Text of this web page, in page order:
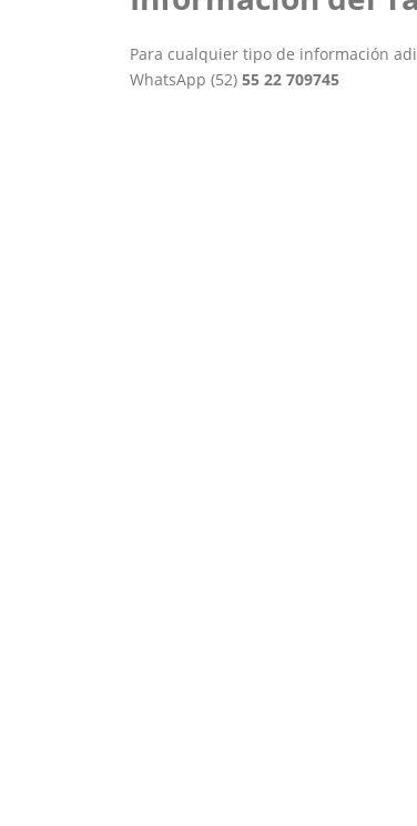
Para cualquier tipo de información
WhatsApp (52) 55 22 709745